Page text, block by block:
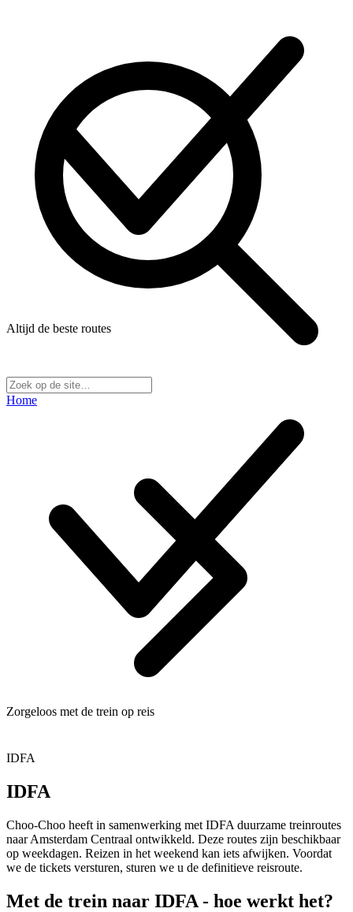
Altijd de beste routes
Zorgeloos met de trein op reis
Home
IDFA
IDFA
Choo-Choo heeft in samenwerking met IDFA duurzame treinroutes
naar Amsterdam Centraal ontwikkeld. Deze routes zijn beschikbaar
op weekdagen. Reizen in het weekend kan iets afwijken. Voordat
we de tickets versturen, sturen we u de definitieve reisroute.
Met de trein naar IDFA - hoe werkt het?